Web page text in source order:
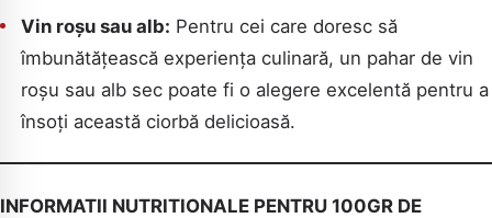
Vin roșu sau alb: Pentru cei care doresc să
îmbunătățească experiența culinară, un pahar de vin
roșu sau alb sec poate fi o alegere excelentă pentru a
însoți această ciorbă delicioasă.
INFORMATII NUTRITIONALE PENTRU 100GR DE